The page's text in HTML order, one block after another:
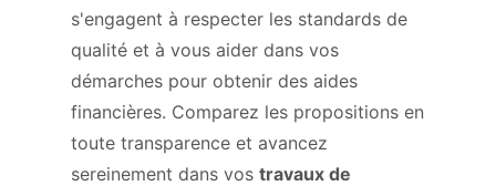
s'engagent à respecter les standards de
qualité et à vous aider dans vos
démarches pour obtenir des aides
financières. Comparez les propositions en
toute transparence et avancez
sereinement dans vos travaux de